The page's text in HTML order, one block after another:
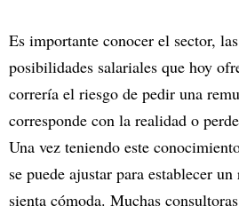
Es importante conocer el sector,
posibilidades salariales que hoy
correría el riesgo de pedir una
corresponde con la realidad o
Una vez teniendo este
se puede ajustar para establecer
sienta cómoda. Muchas